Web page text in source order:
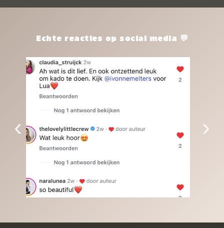
het waard.Echte reacties op social media 💬
‹ ›